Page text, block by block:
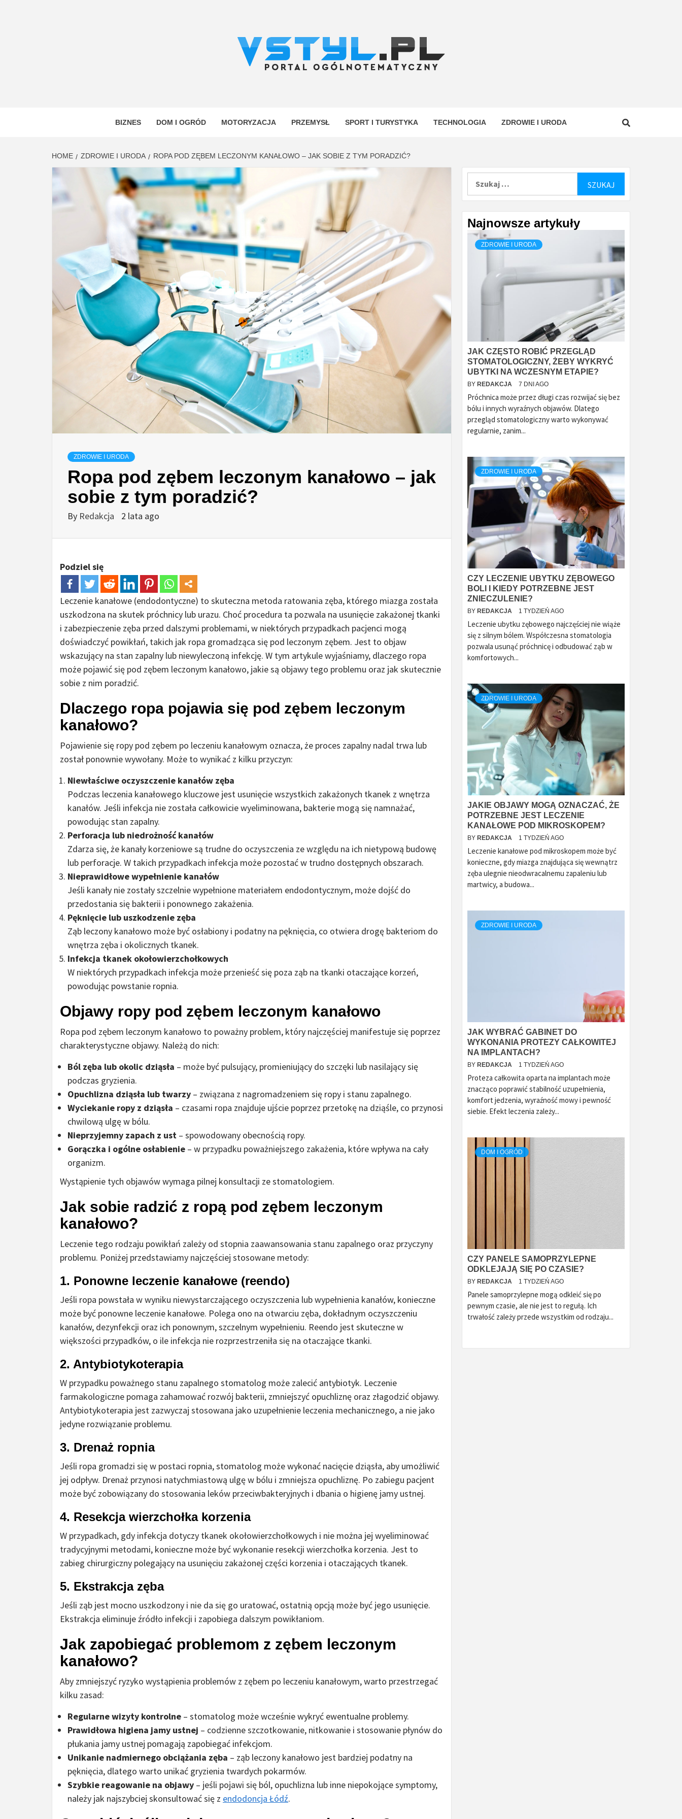
VSTYL.PL
BIZNES DOM I OGRÓD MOTORYZACJA PRZEMYSŁ SPORT I TURYSTYKA TECHNOLOGIA ZDROWIE I URODA
HOME ZDROWIE I URODA ROPA POD ZĘBEM LECZONYM KANAŁOWO – JAK SOBIE Z TYM PORADZIĆ?
ZDROWIE I URODA
Ropa pod zębem leczonym kanałowo – jak
sobie z tym poradzić?
By Redakcja 2 lata ago
Podziel się
Leczenie kanałowe (endodontyczne) to skuteczna metoda ratowania zęba, którego miazga została
uszkodzona na skutek próchnicy lub urazu. Choć procedura ta pozwala na usunięcie zakażonej tkanki
i zabezpieczenie zęba przed dalszymi problemami, w niektórych przypadkach pacjenci mogą
doświadczyć powikłań, takich jak ropa gromadząca się pod leczonym zębem. Jest to objaw
wskazujący na stan zapalny lub niewyleczoną infekcję. W tym artykule wyjaśniamy, dlaczego ropa
może pojawić się pod zębem leczonym kanałowo, jakie są objawy tego problemu oraz jak skutecznie
sobie z nim poradzić.
Dlaczego ropa pojawia się pod zębem leczonym
kanałowo?
Pojawienie się ropy pod zębem po leczeniu kanałowym oznacza, że proces zapalny nadal trwa lub
został ponownie wywołany. Może to wynikać z kilku przyczyn:
Niewłaściwe oczyszczenie kanałów zęba
Podczas leczenia kanałowego kluczowe jest usunięcie wszystkich zakażonych tkanek z wnętrza
kanałów. Jeśli infekcja nie została całkowicie wyeliminowana, bakterie mogą się namnażać,
powodując stan zapalny.
Perforacja lub niedrożność kanałów
Zdarza się, że kanały korzeniowe są trudne do oczyszczenia ze względu na ich nietypową budowę
lub perforacje. W takich przypadkach infekcja może pozostać w trudno dostępnych obszarach.
Nieprawidłowe wypełnienie kanałów
Jeśli kanały nie zostały szczelnie wypełnione materiałem endodontycznym, może dojść do
przedostania się bakterii i ponownego zakażenia.
Pęknięcie lub uszkodzenie zęba
Ząb leczony kanałowo może być osłabiony i podatny na pęknięcia, co otwiera drogę bakteriom do
wnętrza zęba i okolicznych tkanek.
Infekcja tkanek okołowierzchołkowych
W niektórych przypadkach infekcja może przenieść się poza ząb na tkanki otaczające korzeń,
powodując powstanie ropnia.
Objawy ropy pod zębem leczonym kanałowo
Ropa pod zębem leczonym kanałowo to poważny problem, który najczęściej manifestuje się poprzez
charakterystyczne objawy. Należą do nich:
Ból zęba lub okolic dziąsła – może być pulsujący, promieniujący do szczęki lub nasilający się
podczas gryzienia.
Opuchlizna dziąsła lub twarzy – związana z nagromadzeniem się ropy i stanu zapalnego.
Wyciekanie ropy z dziąsła – czasami ropa znajduje ujście poprzez przetokę na dziąśle, co przynosi
chwilową ulgę w bólu.
Nieprzyjemny zapach z ust – spowodowany obecnością ropy.
Gorączka i ogólne osłabienie – w przypadku poważniejszego zakażenia, które wpływa na cały
organizm.
Wystąpienie tych objawów wymaga pilnej konsultacji ze stomatologiem.
Jak sobie radzić z ropą pod zębem leczonym
kanałowo?
Leczenie tego rodzaju powikłań zależy od stopnia zaawansowania stanu zapalnego oraz przyczyny
problemu. Poniżej przedstawiamy najczęściej stosowane metody:
1. Ponowne leczenie kanałowe (reendo)
Jeśli ropa powstała w wyniku niewystarczającego oczyszczenia lub wypełnienia kanałów, konieczne
może być ponowne leczenie kanałowe. Polega ono na otwarciu zęba, dokładnym oczyszczeniu
kanałów, dezynfekcji oraz ich ponownym, szczelnym wypełnieniu. Reendo jest skuteczne w
większości przypadków, o ile infekcja nie rozprzestrzeniła się na otaczające tkanki.
2. Antybiotykoterapia
W przypadku poważnego stanu zapalnego stomatolog może zalecić antybiotyk. Leczenie
farmakologiczne pomaga zahamować rozwój bakterii, zmniejszyć opuchliznę oraz złagodzić objawy.
Antybiotykoterapia jest zazwyczaj stosowana jako uzupełnienie leczenia mechanicznego, a nie jako
jedyne rozwiązanie problemu.
3. Drenaż ropnia
Jeśli ropa gromadzi się w postaci ropnia, stomatolog może wykonać nacięcie dziąsła, aby umożliwić
jej odpływ. Drenaż przynosi natychmiastową ulgę w bólu i zmniejsza opuchliznę. Po zabiegu pacjent
może być zobowiązany do stosowania leków przeciwbakteryjnych i dbania o higienę jamy ustnej.
4. Resekcja wierzchołka korzenia
W przypadkach, gdy infekcja dotyczy tkanek okołowierzchołkowych i nie można jej wyeliminować
tradycyjnymi metodami, konieczne może być wykonanie resekcji wierzchołka korzenia. Jest to
zabieg chirurgiczny polegający na usunięciu zakażonej części korzenia i otaczających tkanek.
5. Ekstrakcja zęba
Jeśli ząb jest mocno uszkodzony i nie da się go uratować, ostatnią opcją może być jego usunięcie.
Ekstrakcja eliminuje źródło infekcji i zapobiega dalszym powikłaniom.
Jak zapobiegać problemom z zębem leczonym
kanałowo?
Aby zmniejszyć ryzyko wystąpienia problemów z zębem po leczeniu kanałowym, warto przestrzegać
kilku zasad:
Regularne wizyty kontrolne – stomatolog może wcześnie wykryć ewentualne problemy.
Prawidłowa higiena jamy ustnej – codzienne szczotkowanie, nitkowanie i stosowanie płynów do
płukania jamy ustnej pomagają zapobiegać infekcjom.
Unikanie nadmiernego obciążania zęba – ząb leczony kanałowo jest bardziej podatny na
pęknięcia, dlatego warto unikać gryzienia twardych pokarmów.
Szybkie reagowanie na objawy – jeśli pojawi się ból, opuchlizna lub inne niepokojące symptomy,
należy jak najszybciej skonsultować się z endodoncja Łódź.
Najnowsze artykuły
ZDROWIE I URODA
JAK CZĘSTO ROBIĆ PRZEGLĄD
STOMATOLOGICZNY, ŻEBY WYKRYĆ
UBYTKI NA WCZESNYM ETAPIE?
BY REDAKCJA 7 DNI AGO
Próchnica może przez długi czas rozwijać się bez
bólu i innych wyraźnych objawów. Dlatego
przegląd stomatologiczny warto wykonywać
regularnie, zanim...
ZDROWIE I URODA
CZY LECZENIE UBYTKU ZĘBOWEGO
BOLI I KIEDY POTRZEBNE JEST
ZNIECZULENIE?
BY REDAKCJA 1 TYDZIEŃ AGO
Leczenie ubytku zębowego najczęściej nie wiąże
się z silnym bólem. Współczesna stomatologia
pozwala usunąć próchnicę i odbudować ząb w
komfortowych...
ZDROWIE I URODA
JAKIE OBJAWY MOGĄ OZNACZAĆ, ŻE
POTRZEBNE JEST LECZENIE
KANAŁOWE POD MIKROSKOPEM?
BY REDAKCJA 1 TYDZIEŃ AGO
Leczenie kanałowe pod mikroskopem może być
konieczne, gdy miazga znajdująca się wewnątrz
zęba ulegnie nieodwracalnemu zapaleniu lub
martwicy, a budowa...
ZDROWIE I URODA
JAK WYBRAĆ GABINET DO
WYKONANIA PROTEZY CAŁKOWITEJ
NA IMPLANTACH?
BY REDAKCJA 1 TYDZIEŃ AGO
Proteza całkowita oparta na implantach może
znacząco poprawić stabilność uzupełnienia,
komfort jedzenia, wyraźność mowy i pewność
siebie. Efekt leczenia zależy...
DOM I OGRÓD
CZY PANELE SAMOPRZYLEPNE
ODKLEJAJĄ SIĘ PO CZASIE?
BY REDAKCJA 1 TYDZIEŃ AGO
Panele samoprzylepne mogą odkleić się po
pewnym czasie, ale nie jest to regułą. Ich
trwałość zależy przede wszystkim od rodzaju...